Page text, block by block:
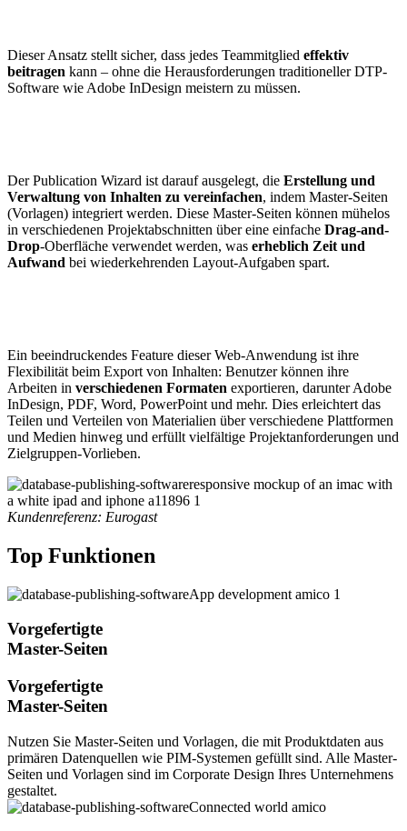
Dieser Ansatz stellt sicher, dass jedes Teammitglied effektiv
beitragen kann – ohne die Herausforderungen traditioneller DTP-
Software wie Adobe InDesign meistern zu müssen.
Der Publication Wizard ist darauf ausgelegt, die Erstellung und
Verwaltung von Inhalten zu vereinfachen, indem Master-Seiten
(Vorlagen) integriert werden. Diese Master-Seiten können mühelos
in verschiedenen Projektabschnitten über eine einfache Drag-and-
Drop-Oberfläche verwendet werden, was erheblich Zeit und
Aufwand bei wiederkehrenden Layout-Aufgaben spart.
Ein beeindruckendes Feature dieser Web-Anwendung ist ihre
Flexibilität beim Export von Inhalten: Benutzer können ihre
Arbeiten in verschiedenen Formaten exportieren, darunter Adobe
InDesign, PDF, Word, PowerPoint und mehr. Dies erleichtert das
Teilen und Verteilen von Materialien über verschiedene Plattformen
und Medien hinweg und erfüllt vielfältige Projektanforderungen und
Zielgruppen-Vorlieben.
Kundenreferenz: Eurogast
Top Funktionen
Vorgefertigte
Master-Seiten
Vorgefertigte
Master-Seiten
Nutzen Sie Master-Seiten und Vorlagen, die mit Produktdaten aus
primären Datenquellen wie PIM-Systemen gefüllt sind. Alle Master-
Seiten und Vorlagen sind im Corporate Design Ihres Unternehmens
gestaltet.